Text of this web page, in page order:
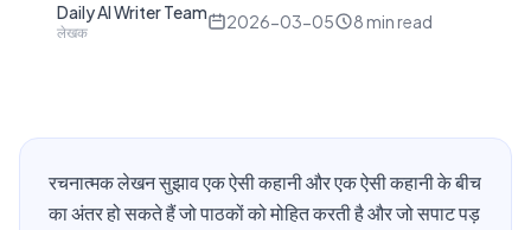
Daily AI Writer Team
लेखक
2026-03-05 8 min read
रचनात्मक लेखन सुझाव एक ऐसी कहानी और एक ऐसी कहानी के बीच
का अंतर हो सकते हैं जो पाठकों को मोहित करती है और जो सपाट पड़